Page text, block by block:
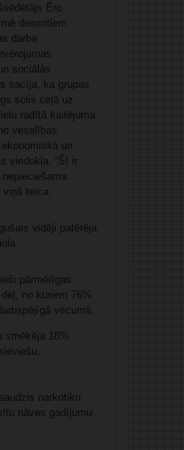
Ēro
desmitiem
darba
sociālās
sacīja, ka grupas
solis ceļā uz
radītā kaitējuma
veselības
un
viedokļa. “Šī ir
viņš teica.
vidēji patērēja
pārmērīgas
no kuriem 76%
vecumā.
smēķēja 18%
narkotiku
nāves gadījumu